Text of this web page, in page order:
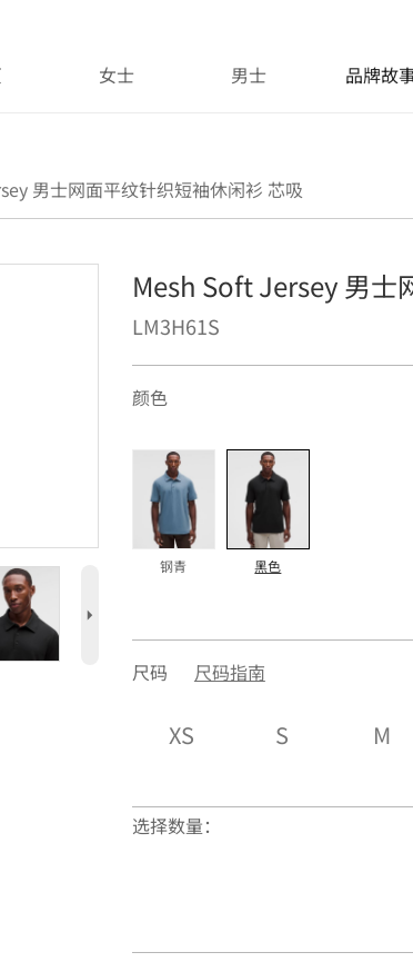
女士 男士 品牌故
男士网面平纹针织短袖休闲衫 芯吸
5
Mesh Soft Jersey 男士
LM3H61S
颜色
钢青 黑色
尺码 尺码指南
XS S M
选择数量：